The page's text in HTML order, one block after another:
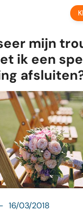
mijn
ik een
16/03/2018